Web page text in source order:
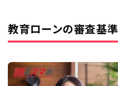
教育ローンの審査基準